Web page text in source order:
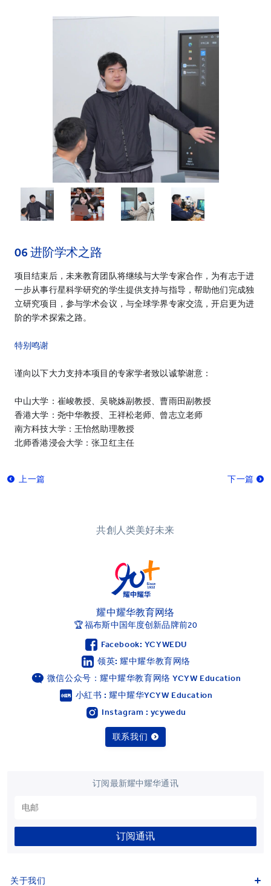
06 进阶学术之路
项目结束后，未来教育团队将继续与大学专家合作，为有志于进
一步从事行星科学研究的学生提供支持与指导，帮助他们完成独
立研究项目，参与学术会议，与全球学界专家交流，开启更为进
阶的学术探索之路。
特别鸣谢
谨向以下大力支持本项目的专家学者致以诚挚谢意：
中山大学：崔峻教授、吴晓姝副教授、曹雨田副教授
香港大学：尧中华教授、王祥松老师、曾志立老师
南方科技大学：王怡然助理教授
北师香港浸会大学：张卫红主任
上一篇 下一篇
共創人类美好未来
耀中耀华教育网络
🏆 福布斯中国年度创新品牌前20
Facebook: YCYWEDU
领英: 耀中耀华教育网络
微信公众号：耀中耀华教育网络 YCYW Education
小紅书 : 耀中耀华YCYW Education
Instagram : ycywedu
联系我们
订阅最新耀中耀华通讯
订阅通讯
关于我们